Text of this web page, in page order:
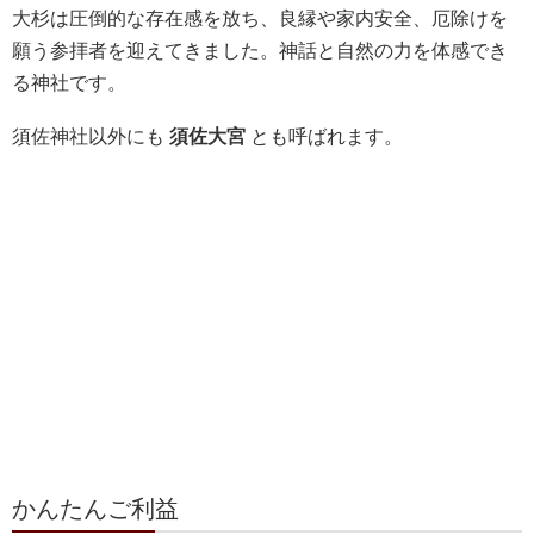
大杉は圧倒的な存在感を放ち、良縁や家内安全、厄除けを
願う参拝者を迎えてきました。神話と自然の力を体感でき
る神社です。
須佐神社以外にも 須佐大宮 とも呼ばれます。
かんたんご利益